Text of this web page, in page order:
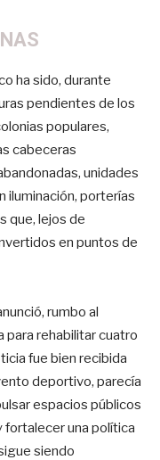
ha sido, durante
pendientes de los
populares,
cabeceras
unidades
iluminación, porterías
que, lejos de
en puntos de
rumbo al
para rehabilitar cuatro
fue bien recibida
deportivo, parecía
espacios públicos
fortalecer una política
siendo